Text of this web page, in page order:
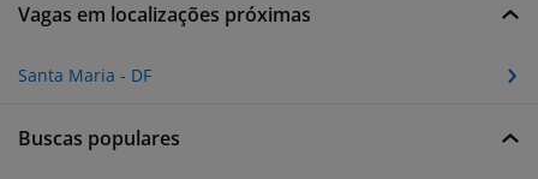
Vagas em localizações próximas
Santa Maria - DF
Buscas populares